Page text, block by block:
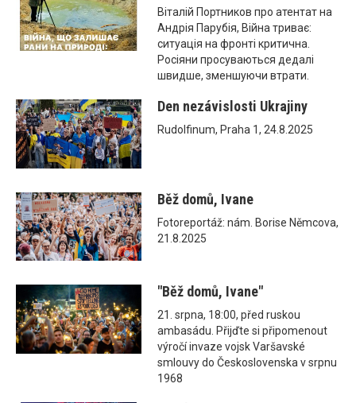
Віталій Портников про атентат на
Андрія Парубія, Війна триває:
ситуація на фронті критична.
Росіяни просуваються дедалі
швидше, зменшуючи втрати.
Den nezávislosti Ukrajiny
Rudolfinum, Praha 1, 24.8.2025
Běž domů, Ivane
Fotoreportáž: nám. Borise Němcova,
21.8.2025
"Běž domů, Ivane"
21. srpna, 18:00, před ruskou
ambasádu. Přijďte si připomenout
výročí invaze vojsk Varšavské
smlouvy do Československa v srpnu
1968